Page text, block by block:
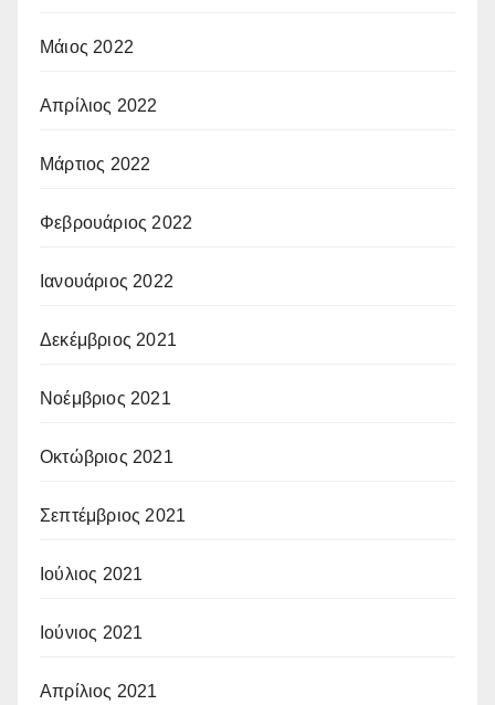
Μάιος 2022
Απρίλιος 2022
Μάρτιος 2022
Φεβρουάριος 2022
Ιανουάριος 2022
Δεκέμβριος 2021
Νοέμβριος 2021
Οκτώβριος 2021
Σεπτέμβριος 2021
Ιούλιος 2021
Ιούνιος 2021
Απρίλιος 2021